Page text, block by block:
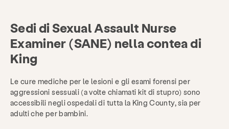
risorse Dare Mettersi in gioco
Di
FAQ Donare
Cerca KCSARC
Sedi di Sexual Assault Nurse
Examiner (SANE) nella contea di
King
Le cure mediche per le lesioni e gli esami forensi per
aggressioni sessuali (a volte chiamati kit di stupro) sono
accessibili negli ospedali di tutta la King County, sia per
adulti che per bambini.